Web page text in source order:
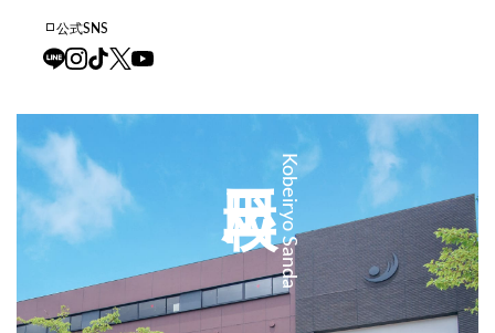
公式SNS
Kobeiryo Sanda